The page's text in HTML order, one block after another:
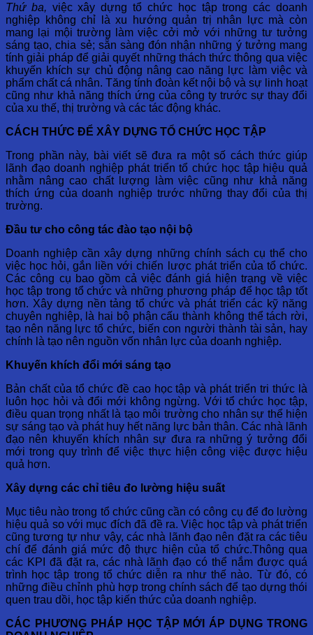
Thứ ba, việc xây dựng tổ chức học tập trong các doanh
nghiệp không chỉ là xu hướng quản trị nhân lực mà còn
mang lại mội trường làm việc cởi mở với những tư tưởng
sáng tạo, chia sẻ; sẵn sàng đón nhận những ý tưởng mang
tính giải pháp để giải quyết những thách thức thông qua việc
khuyến khích sự chủ động nâng cao năng lực làm việc và
phẩm chất cá nhân. Tăng tính đoàn kết nội bộ và sự linh hoạt
cũng như khả năng thích ứng của công ty trước sự thay đổi
của xu thế, thị trường và các tác động khác.
CÁCH THỨC ĐỂ XÂY DỰNG TỔ CHỨC HỌC TẬP
Trong phần này, bài viết sẽ đưa ra một số cách thức giúp
lãnh đạo doanh nghiệp phát triển tổ chức học tập hiệu quả
nhằm nâng cao chất lượng làm việc cũng như khả năng
thích ứng của doanh nghiệp trước những thay đổi của thị
trường.
Đầu tư cho công tác đào tạo nội bộ
Doanh nghiệp cần xây dựng những chính sách cụ thể cho
việc học hỏi, gắn liền với chiến lược phát triển của tổ chức.
Các công cụ bao gồm cả việc đánh giá hiện trạng về việc
học tập trong tổ chức và những phương pháp để học tập tốt
hơn. Xây dựng nền tảng tổ chức và phát triển các kỹ năng
chuyên nghiệp, là hai bộ phận cấu thành không thể tách rời,
tạo nên năng lực tổ chức, biến con người thành tài sản, hay
chính là tạo nên nguồn vốn nhân lực của doanh nghiệp.
Khuyến khích đổi mới sáng tạo
Bản chất của tổ chức đề cao học tập và phát triển tri thức là
luôn học hỏi và đổi mới không ngừng. Với tổ chức học tập,
điều quan trọng nhất là tạo môi trường cho nhân sự thể hiện
sự sáng tạo và phát huy hết năng lực bản thân. Các nhà lãnh
đạo nên khuyến khích nhân sự đưa ra những ý tưởng đổi
mới trong quy trình để việc thực hiện công việc được hiệu
quả hơn.
Xây dựng các chỉ tiêu đo lường hiệu suất
Mục tiêu nào trong tổ chức cũng cần có công cụ để đo lường
hiệu quả so với mục đích đã đề ra. Việc học tập và phát triển
cũng tương tự như vậy, các nhà lãnh đạo nên đặt ra các tiêu
chí để đánh giá mức độ thực hiện của tổ chức.Thông qua
các KPI đã đặt ra, các nhà lãnh đạo có thể nắm được quá
trình học tập trong tổ chức diễn ra như thế nào. Từ đó, có
những điều chỉnh phù hợp trong chính sách để tạo dựng thói
quen trau dồi, học tập kiến thức của doanh nghiệp.
CÁC PHƯƠNG PHÁP HỌC TẬP MỚI ÁP DỤNG TRONG